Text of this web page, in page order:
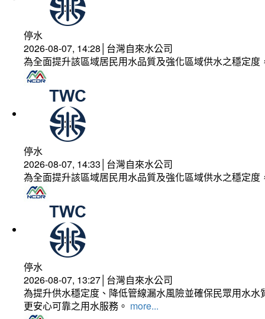
停水
2026-08-07, 14:28│台灣自來水公司
為全面提升該區域居民用水品質及強化區域供水之穩定
停水
2026-08-07, 14:33│台灣自來水公司
為全面提升該區域居民用水品質及強化區域供水之穩定
停水
2026-08-07, 13:27│台灣自來水公司
為提升供水穩定度、降低管線漏水風險並確保民眾用水
更安心可靠之用水服務。 more...